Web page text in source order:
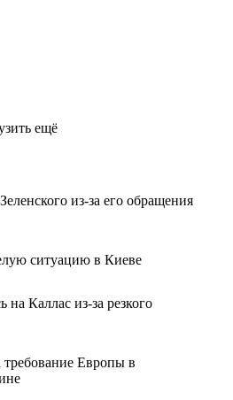
ещё
из-за его обращения
ситуацию в Киеве
Каллас из-за резкого
требование Европы в